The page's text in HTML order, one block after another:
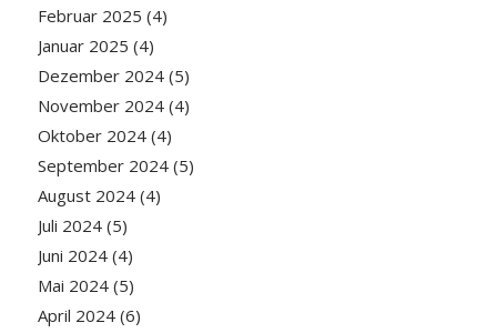
Februar 2025 (4)
Januar 2025 (4)
Dezember 2024(5)
November 2024(4)
Oktober 2024(4)
September 2024(5)
August 2024(4)
Juli 2024(5)
Juni 2024(4)
Mai 2024(5)
April 2024(6)